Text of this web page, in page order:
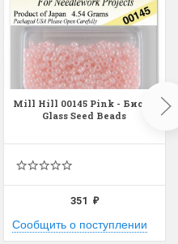
с
Красивый
Очень красивый
раритетный
комплектация
Mill Hill 00145 Pink - Бисер
Glass Seed Beads
351₽
Сообщить о поступлении